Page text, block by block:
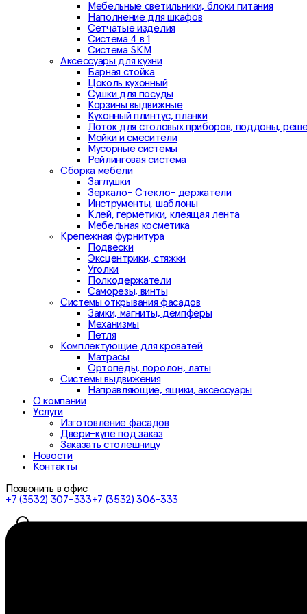
Мебельные светильники, блоки питания
Наполнение для шкафов
Сетчатые изделия
Система 4 в 1
Система SKM
Аксессуары для кухни
Барная стойка
Цоколь кухонный
Сушки для посуды
Корзины выдвижные
Кухонный плинтус, планки
Лоток для столовых приборов, поддоны,
Мойки и смесители
Мусорные системы
Рейлинговая система
Сборка мебели
Заглушки
Зеркало- Стекло- держатели
Инструменты, шаблоны
Клей, герметики, клеящая лента
Мебельная косметика
Крепежная фурнитура
Подвески
Эксцентрики, стяжки
Уголки
Полкодержатели
Саморезы, винты
Системы открывания фасадов
Замки, магниты, демпферы
Механизмы
Петля
Комплектующие для кроватей
Матрасы
Ортопеды, поролон, латы
Системы выдвижения
Направляющие, ящики, аксессуары
О компании
Услуги
Изготовление фасадов
Двери-купе под заказ
Заказать столешницу
Новости
Контакты
Позвонить в офис
+7 (3532) 307-333+7 (3532) 306-333